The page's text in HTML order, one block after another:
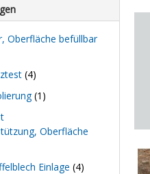
Oberfläche befüllbar
(4)
(1)
Oberfläche
Einlage (4)